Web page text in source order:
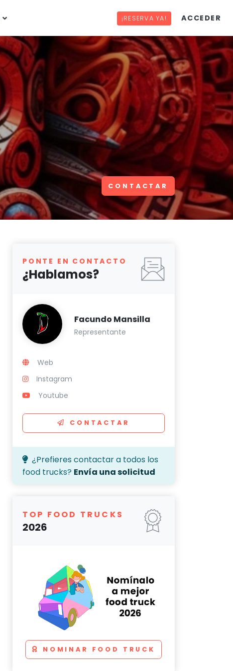
¡RESERVA YA! ACCEDER
CONTACTAR
PONTE EN CONTACTO
¿Hablamos?
Facundo Mansilla
Representante
Web
Instagram
Youtube
CONTACTAR
¿Prefieres contactar a todos los
food trucks? Envía una solicitud
TOP FOOD TRUCKS
2026
NOMINAR FOOD TRUCK